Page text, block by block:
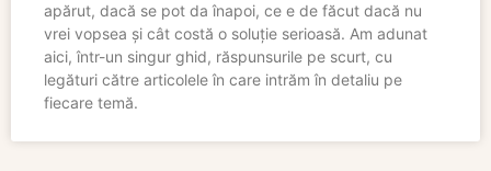
apărut, dacă se pot da înapoi, ce e de făcut dacă nu
vrei vopsea și cât costă o soluție serioasă. Am adunat
aici, într-un singur ghid, răspunsurile pe scurt, cu
legături către articolele în care intrăm în detaliu pe
fiecare temă.